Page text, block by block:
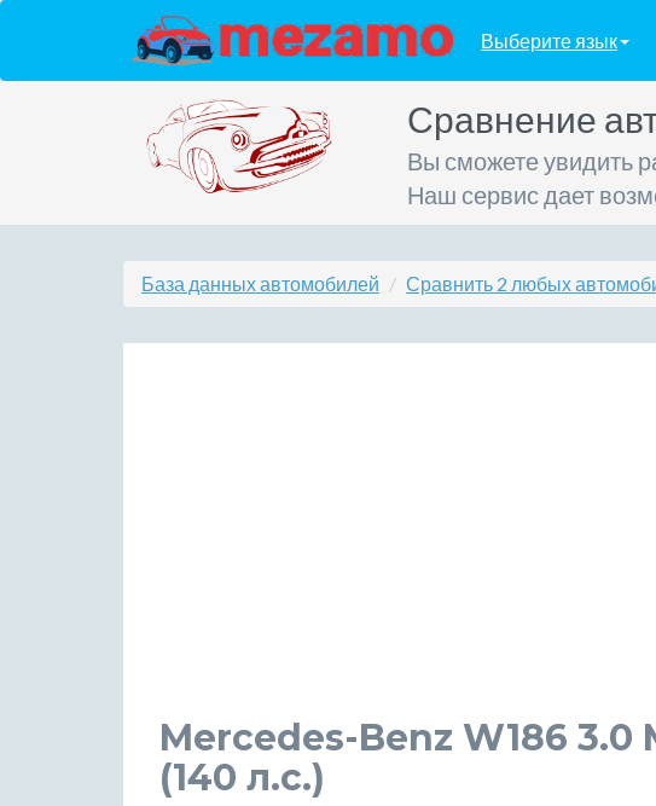
Выберите язык
Сравнение
Вы сможете увидить
Наш сервис дает
База данных автомобилей Сравнить 2 любых
Mercedes-Benz W186 3.0
(140 л.с.)